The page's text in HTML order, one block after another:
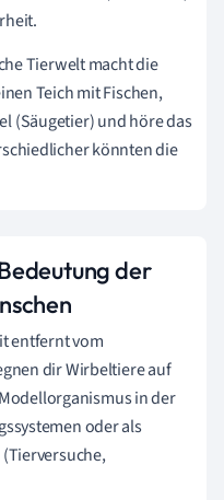
Tierwelt macht die
Teich mit Fischen,
(Säugetier) und höre das
könnten die
der
entfernt vom
dir Wirbeltiere auf
in der
oder als